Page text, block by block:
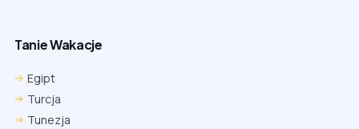
Tanie Wakacje
Egipt
Turcja
Tunezja